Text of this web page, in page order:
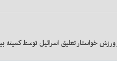
ورزش خواستار تعلیق اسرائیل توسط کمیته